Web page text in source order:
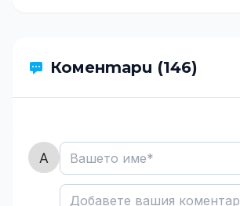
Коментари (146)